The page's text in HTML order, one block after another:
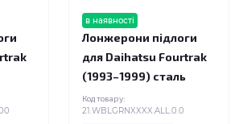
в наявності
Лонжерони підлоги
для Daihatsu Fourtrak
(1993–1999) сталь
Код товару:
21.WBLGRNXXXX.ALL.0.0